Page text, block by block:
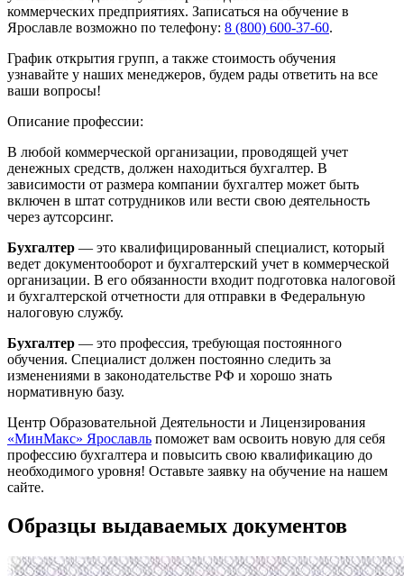
коммерческих предприятиях. Записаться на обучение в
Ярославле возможно по телефону: 8 (800) 600-37-60.
График открытия групп, а также стоимость обучения
узнавайте у наших менеджеров, будем рады ответить на все
ваши вопросы!
Описание профессии:
В любой коммерческой организации, проводящей учет
денежных средств, должен находиться бухгалтер. В
зависимости от размера компании бухгалтер может быть
включен в штат сотрудников или вести свою деятельность
через аутсорсинг.
Бухгалтер — это квалифицированный специалист, который
ведет документооборот и бухгалтерский учет в коммерческой
организации. В его обязанности входит подготовка налоговой
и бухгалтерской отчетности для отправки в Федеральную
налоговую службу.
Бухгалтер — это профессия, требующая постоянного
обучения. Специалист должен постоянно следить за
изменениями в законодательстве РФ и хорошо знать
нормативную базу.
Центр Образовательной Деятельности и Лицензирования
«МинМакс» Ярославль поможет вам освоить новую для себя
профессию бухгалтера и повысить свою квалификацию до
необходимого уровня! Оставьте заявку на обучение на нашем
сайте.
Образцы выдаваемых документов